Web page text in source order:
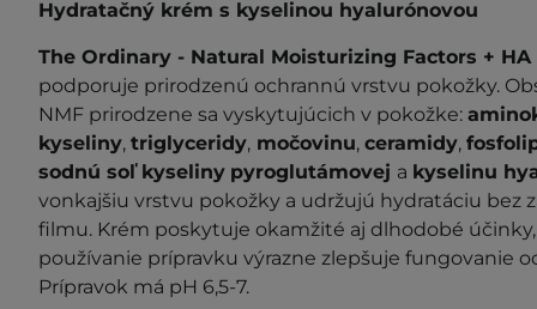
Hydratačný krém s kyselinou hyalurónovou
The Ordinary - Natural Moisturizing Factors + HA
podporuje prirodzenú ochrannú vrstvu pokožky.
NMF prirodzene sa vyskytujúcich v pokožke:
kyseliny, triglyceridy, močovinu, ceramidy,
sodnú soľ kyseliny pyroglutámovej a kyselinu
vonkajšiu vrstvu pokožky a udržujú hydratáciu bez
filmu. Krém poskytuje okamžité aj dlhodobé
používanie prípravku výrazne zlepšuje fungovanie
Prípravok má pH 6,5-7.